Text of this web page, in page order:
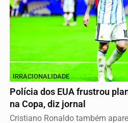
IRRACIONALIDADE
Polícia dos EUA frustrou
na Copa, diz jornal
Cristiano Ronaldo também